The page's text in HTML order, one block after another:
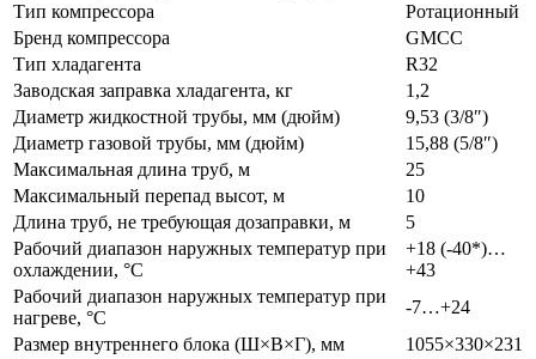
Тип компрессора
Ротационный
Бренд компрессора
GMCC
Тип хладагента
R32
Заводская заправка хладагента, кг
1,2
Диаметр жидкостной трубы, мм (дюйм)
9,53 (3/8″)
Диаметр газовой трубы, мм (дюйм)
15,88 (5/8″)
Максимальная длина труб, м
25
Максимальный перепад высот, м
10
Длина труб, не требующая дозаправки, м
5
Рабочий диапазон наружных температур при
охлаждении, °C
+18 (-40*)…
+43
Рабочий диапазон наружных температур при
нагреве, °C
-7…+24
Размер внутреннего блока (Ш×В×Г), мм
1055×330×231